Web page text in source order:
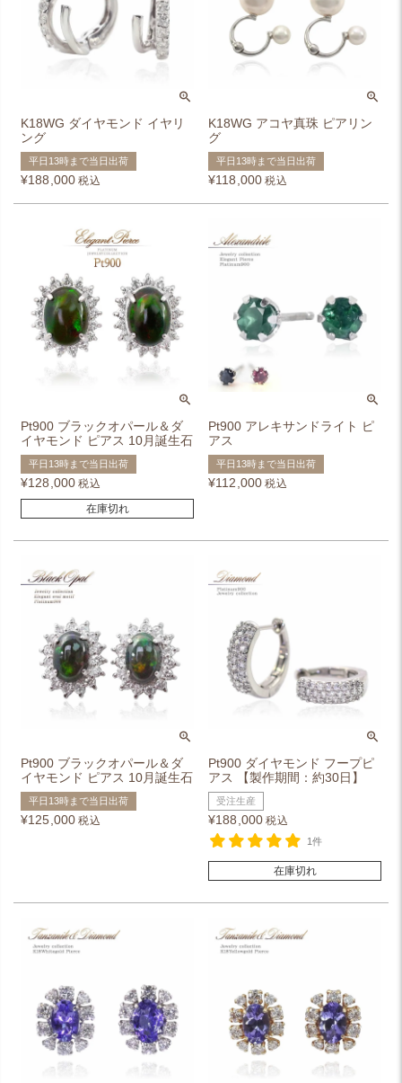
K18WG ダイヤモンド イヤリ
ング
平日13時まで当日出荷
¥188,000 税込
K18WG アコヤ真珠 ピアリン
グ
平日13時まで当日出荷
¥118,000 税込
Pt900 ブラックオパール＆ダ
イヤモンド ピアス 10月誕生石
平日13時まで当日出荷
¥128,000 税込
在庫切れ
Pt900 アレキサンドライト ピ
アス
平日13時まで当日出荷
¥112,000 税込
Pt900 ブラックオパール＆ダ
イヤモンド ピアス 10月誕生石
平日13時まで当日出荷
¥125,000 税込
Pt900 ダイヤモンド フープピ
アス 【製作期間：約30日】
受注生産
¥188,000 税込
1件
在庫切れ